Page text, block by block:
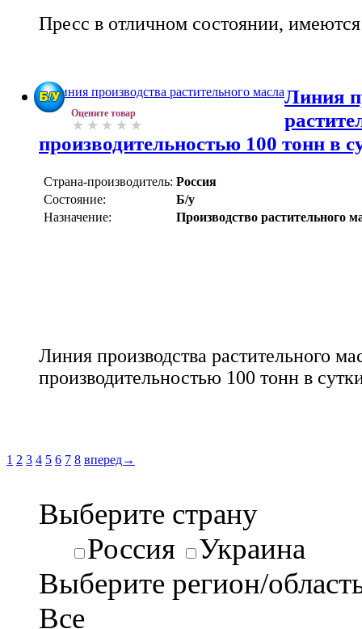
Пресс в отличном состоянии,
Оцените товар
Линия
производительностью 100 тонн в
Страна-производитель: Россия
Состояние:
Б/у
Назначение:
Производство растительного
Линия производства растительного
производительностью 100 тонн в
1 2 3 4 5 6 7 8 вперед→
Выберите страну
Россия
Украина
Выберите регион/
Все